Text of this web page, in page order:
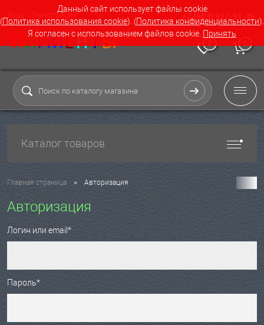
Данный сайт использует файлы cookie
(Политика использования cookie). (Политика конфиденциальности).
Я согласен с использованием файлов cookie. Принять
Регистрация +7 (903) 927-91-46
Каталог товаров
Главная страница • Авторизация
Авторизация
Логин или email*
Пароль*